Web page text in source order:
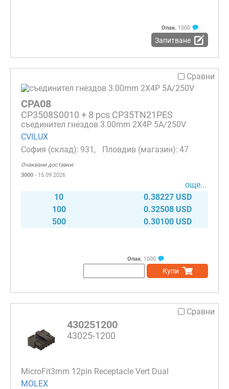
Опак. 1000
Запитване
Сравни
CPA08
CP3508S0010 + 8 pcs CP35TN21PES
съединител гнездов 3.00mm 2X4P 5A/250V
CVILUX
931
47
Очаквани доставки:
3000 - 15.09.2026
още...
10
0.38227 USD
100
0.32508 USD
500
0.30100 USD
Опак. 1000
Купи
Сравни
430251200
43025-1200
MicroFit3mm 12pin Receptacle Vert Dual
MOLEX